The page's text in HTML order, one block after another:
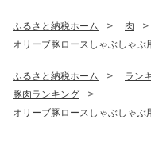
ふるさと納税ホーム 肉
オリーブ豚ロースしゃぶしゃ
ふるさと納税ホーム ラン
豚肉ランキング
オリーブ豚ロースしゃぶしゃ